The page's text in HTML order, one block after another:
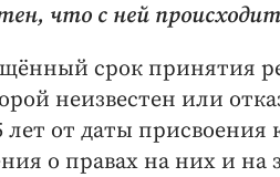
что с ней
срок принятия
неизвестен или
от даты присвоения
о правах на них и на